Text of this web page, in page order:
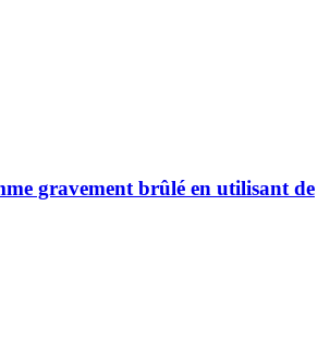
gravement brûlé en utilisant de